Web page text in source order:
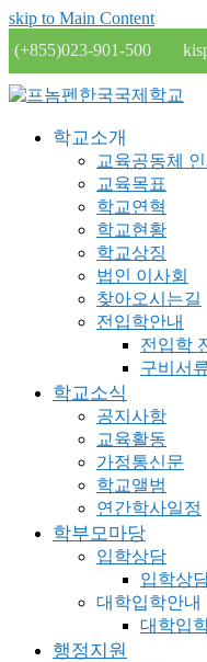
skip to Main Content
(+855)023-901-500
학교소개
교육공동체
교육목표
학교연혁
학교현황
학교상징
법인 이사회
찾아오시는길
전입학안내
전입학
구비서
학교소식
공지사항
교육활동
가정통신문
학교앨범
연간학사일정
학부모마당
입학상담
입학상
대학입학안내
대학입
행정지원